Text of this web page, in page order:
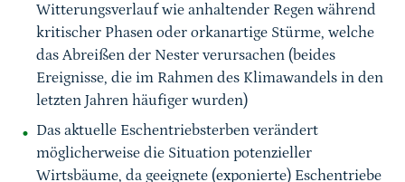
Witterungsverlauf wie anhaltender Regen während
kritischer Phasen oder orkanartige Stürme, welche
das Abreißen der Nester verursachen (beides
Ereignisse, die im Rahmen des Klimawandels in den
letzten Jahren häufiger wurden)
Das aktuelle Eschentriebsterben verändert
möglicherweise die Situation potenzieller
Wirtsbäume, da geeignete (exponierte) Eschentriebe